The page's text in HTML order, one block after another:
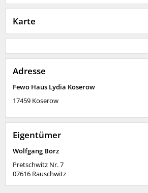
Karte
Adresse
Fewo Haus Lydia Koserow
17459 Koserow
Eigentümer
Wolfgang Borz
Pretschwitz Nr. 7
07616 Rauschwitz